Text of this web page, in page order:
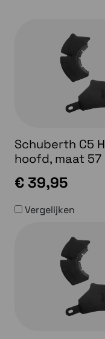
Schuberth C5
hoofd, maat 57
€ 39,95
Vergelijken